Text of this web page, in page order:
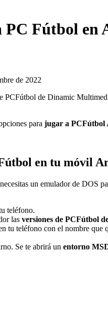
PC Fútbol en
de 2022
PCFútbol de Dinamic
para jugar a PCFútbol
en tu móvil
un emulador de DOS
teléfono.
las versiones de PCFútbol
tu teléfono con el nombre
Se te abrirá un entorno